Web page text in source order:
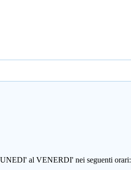
al VENERDI' nei seguenti orari: